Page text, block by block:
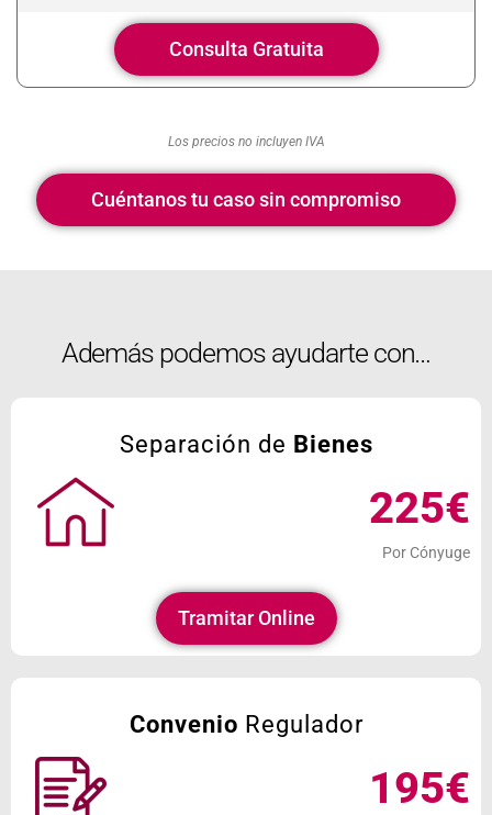
Consulta Gratuita
Los precios no incluyen IVA
Cuéntanos tu caso sin compromiso
Además podemos ayudarte con…
Separación de Bienes
225€
Por Cónyuge
Tramitar Online
Convenio Regulador
195€